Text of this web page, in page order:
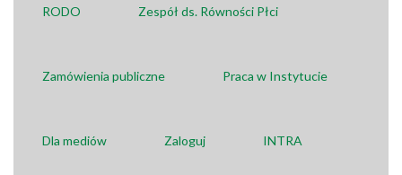
RODO Zespół ds. Równości Płci
Zamówienia publiczne Praca w Instytucie
Dla mediów Zaloguj INTRA